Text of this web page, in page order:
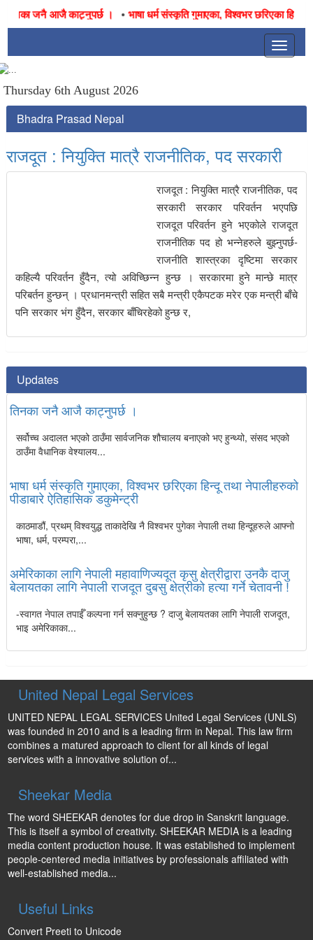
तिनका जनै आजै काट्नुपर्छ । भाषा धर्म संस्कृति गुमाएका, विश्वभर छरिएका हिन्दू
Toggle
Thursday 6th August 2026
Bhadra Prasad Nepal
राजदूत : नियुक्ति मात्रै राजनीतिक, पद सरकारी
राजदूत : नियुक्ति मात्रै राजनीतिक, पद
सरकारी सरकार परिवर्तन भएपछि
राजदूत परिवर्तन हुने भएकोले राजदूत
राजनीतिक पद हो भन्नेहरुले बुझ्नुपर्छ-
राजनीति शास्त्रका दृष्टिमा सरकार
कहिल्यै परिवर्तन हुँदैन, त्यो अविच्छिन्न हुन्छ । सरकारमा हुने मान्छे मात्र
परिबर्तन हुन्छन् । प्रधानमन्त्री सहित सबै मन्त्री एकैपटक मरेर एक मन्त्री बाँचे
पनि सरकार भंग हुँदैन, सरकार बाँचिरहेको हुन्छ र,
Updates
तिनका जनै आजै काट्नुपर्छ ।
सर्वोच्च अदालत भएको ठाउँमा सार्वजनिक शौचालय बनाएको भए हुन्थ्यो, संसद भएको
ठाउँमा वैधानिक वेश्यालय...
भाषा धर्म संस्कृति गुमाएका, विश्वभर छरिएका हिन्दू तथा नेपालीहरुको
पीडाबारे ऐतिहासिक डकुमेन्ट्री
काठमाडौं, प्रथम् विश्वयुद्ध ताकादेखि नै विश्वभर पुगेका नेपाली तथा हिन्दूहरुले आफ्नो
भाषा, धर्म, परम्परा,...
अमेरिकाका लागि नेपाली महावाणिज्यदूत कृसु क्षेत्रीद्वारा उनकै दाजु
बेलायतका लागि नेपाली राजदूत दुबसु क्षेत्रीको हत्या गर्ने चेतावनी !
-स्वागत नेपाल तपाईँ कल्पना गर्न सक्नुहुन्छ ? दाजु बेलायतका लागि नेपाली राजदूत,
भाइ अमेरिकाका...
United Nepal Legal Services
UNITED NEPAL LEGAL SERVICES United Legal Services (UNLS)
was founded in 2010 and is a leading firm in Nepal. This law firm
combines a matured approach to client for all kinds of legal
services with a innovative solution of...
Sheekar Media
The word SHEEKAR denotes for due drop in Sanskrit language.
This is itself a symbol of creativity. SHEEKAR MEDIA is a leading
media content production house. It was established to implement
people-centered media initiatives by professionals affiliated with
well-established media...
Useful Links
Convert Preeti to Unicode